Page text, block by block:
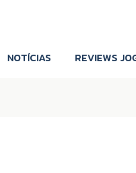
NOTÍCIAS REVIEWS